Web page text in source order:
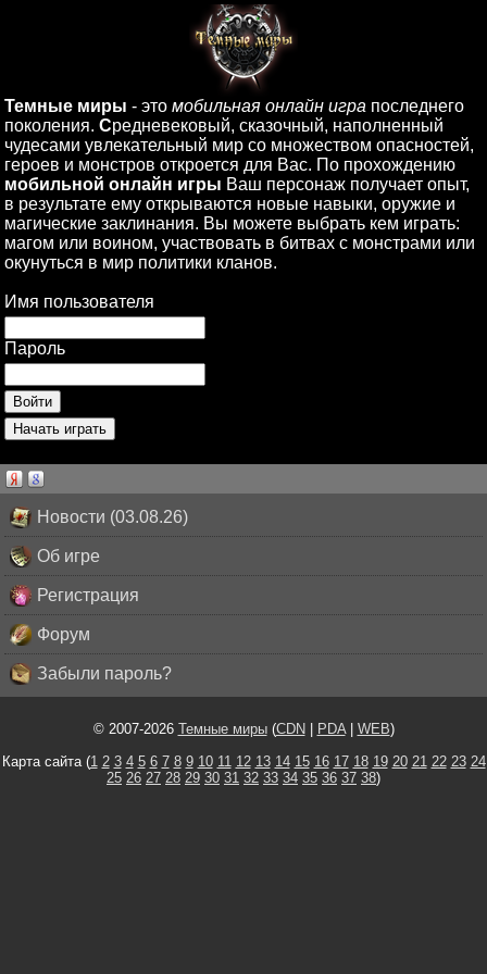
Темные миры - это мобильная онлайн игра последнего
поколения. Средневековый, сказочный, наполненный
чудесами увлекательный мир со множеством опасностей,
героев и монстров откроется для Вас. По прохождению
мобильной онлайн игры Ваш персонаж получает опыт,
в результате ему открываются новые навыки, оружие и
магические заклинания. Вы можете выбрать кем играть:
магом или воином, участвовать в битвах с монстрами или
окунуться в мир политики кланов.
Имя пользователя
Пароль
Новости (03.08.26)
Об игре
Регистрация
Форум
Забыли пароль?
© 2007-2026 Темные миры(CDN| PDA| WEB)
Карта сайта (1 2 3 4 5 6 7 8 9 10 11 12 13 14 15 16 17 18 19 20 21 22 23 24
25 26 27 28 29 30 31 32 33 34 35 36 37 38)